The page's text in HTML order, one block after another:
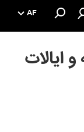
AF
ایالات